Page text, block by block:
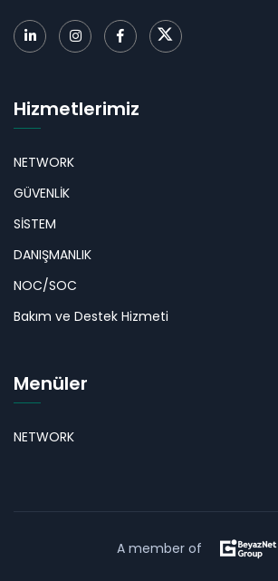
Hizmetlerimiz
NETWORK
GÜVENLİK
SİSTEM
DANIŞMANLIK
NOC/SOC
Bakım ve Destek Hizmeti
Menüler
NETWORK
A member of